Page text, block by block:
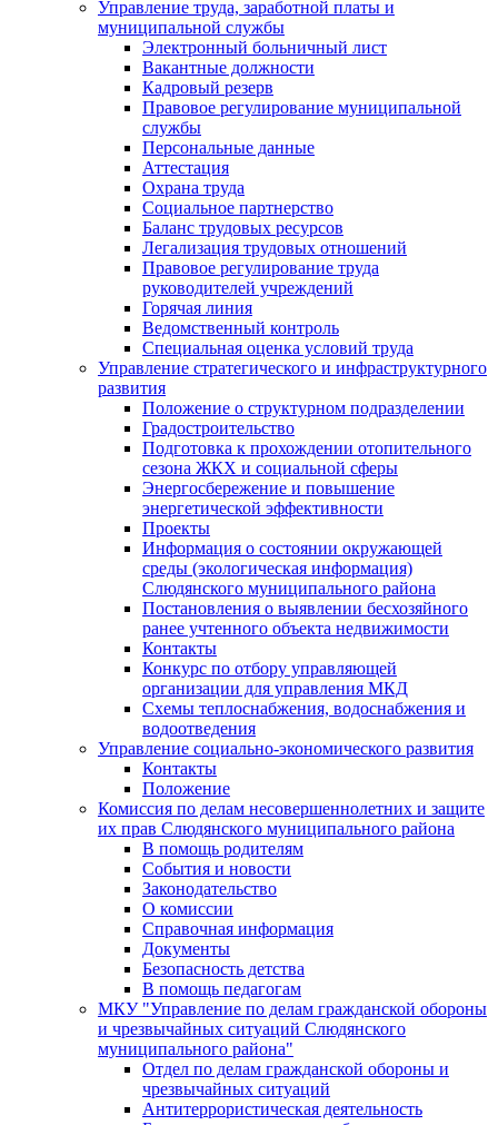
Управление труда, заработной платы и
муниципальной службы
Электронный больничный лист
Вакантные должности
Кадровый резерв
Правовое регулирование муниципальной
службы
Персональные данные
Аттестация
Охрана труда
Социальное партнерство
Баланс трудовых ресурсов
Легализация трудовых отношений
Правовое регулирование труда
руководителей учреждений
Горячая линия
Ведомственный контроль
Специальная оценка условий труда
Управление стратегического и инфраструктурного
развития
Положение о структурном подразделении
Градостроительство
Подготовка к прохождении отопительного
сезона ЖКХ и социальной сферы
Энергосбережение и повышение
энергетической эффективности
Проекты
Информация о состоянии окружающей
среды (экологическая информация)
Слюдянского муниципального района
Постановления о выявлении бесхозяйного
ранее учтенного объекта недвижимости
Контакты
Конкурс по отбору управляющей
организации для управления МКД
Схемы теплоснабжения, водоснабжения и
водоотведения
Управление социально-экономического развития
Контакты
Положение
Комиссия по делам несовершеннолетних и защите
их прав Слюдянского муниципального района
В помощь родителям
События и новости
Законодательство
О комиссии
Справочная информация
Документы
Безопасность детства
В помощь педагогам
МКУ "Управление по делам гражданской обороны
и чрезвычайных ситуаций Слюдянского
муниципального района"
Отдел по делам гражданской обороны и
чрезвычайных ситуаций
Антитеррористическая деятельность